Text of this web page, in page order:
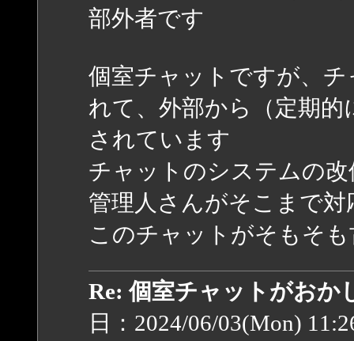
部外者です
個室チャットですが、
れて、外部から（定期的
されています
チャットのシステムの
管理人さんがそこまで
このチャットがそもそ
Re: 個室チャットがおか
日：2024/06/03(Mon)